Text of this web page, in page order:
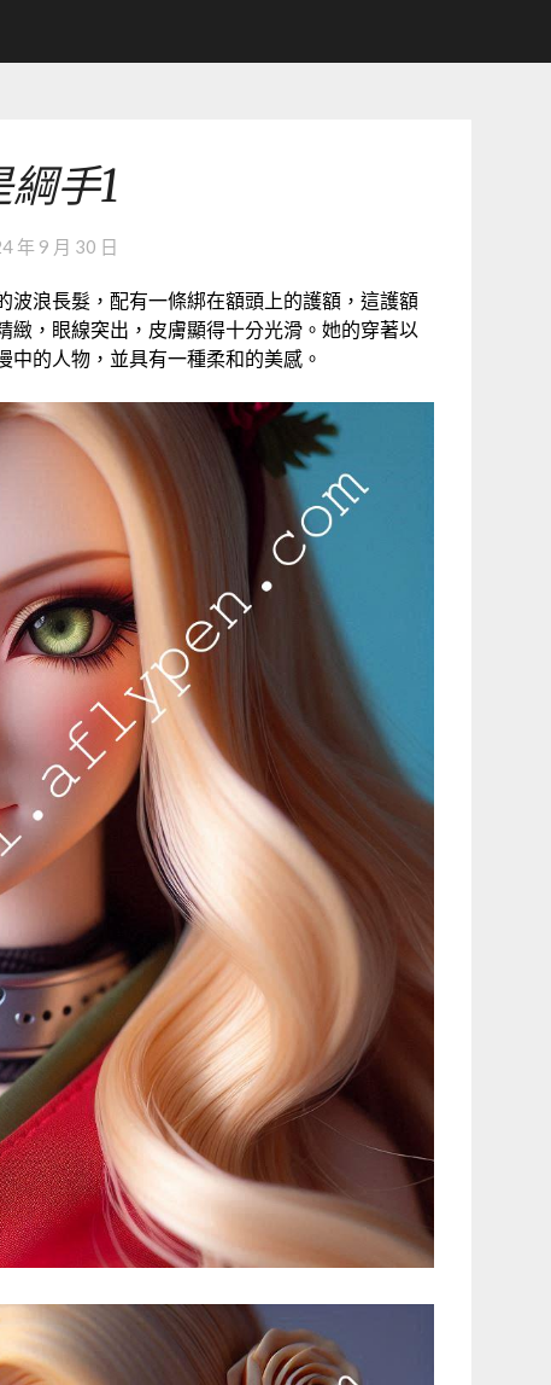
手1
年 9 月 30 日
波浪長髮，配有一條綁在額頭上的護額，這護額
緻，眼線突出，皮膚顯得十分光滑。她的穿著以
的人物，並具有一種柔和的美感。